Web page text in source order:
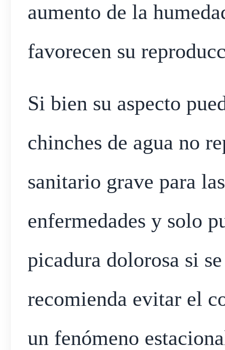
aumento de la
favorecen su
Si bien su aspecto
chinches de agua no
sanitario grave para
enfermedades y solo
picadura dolorosa si
recomienda evitar el
un fenómeno